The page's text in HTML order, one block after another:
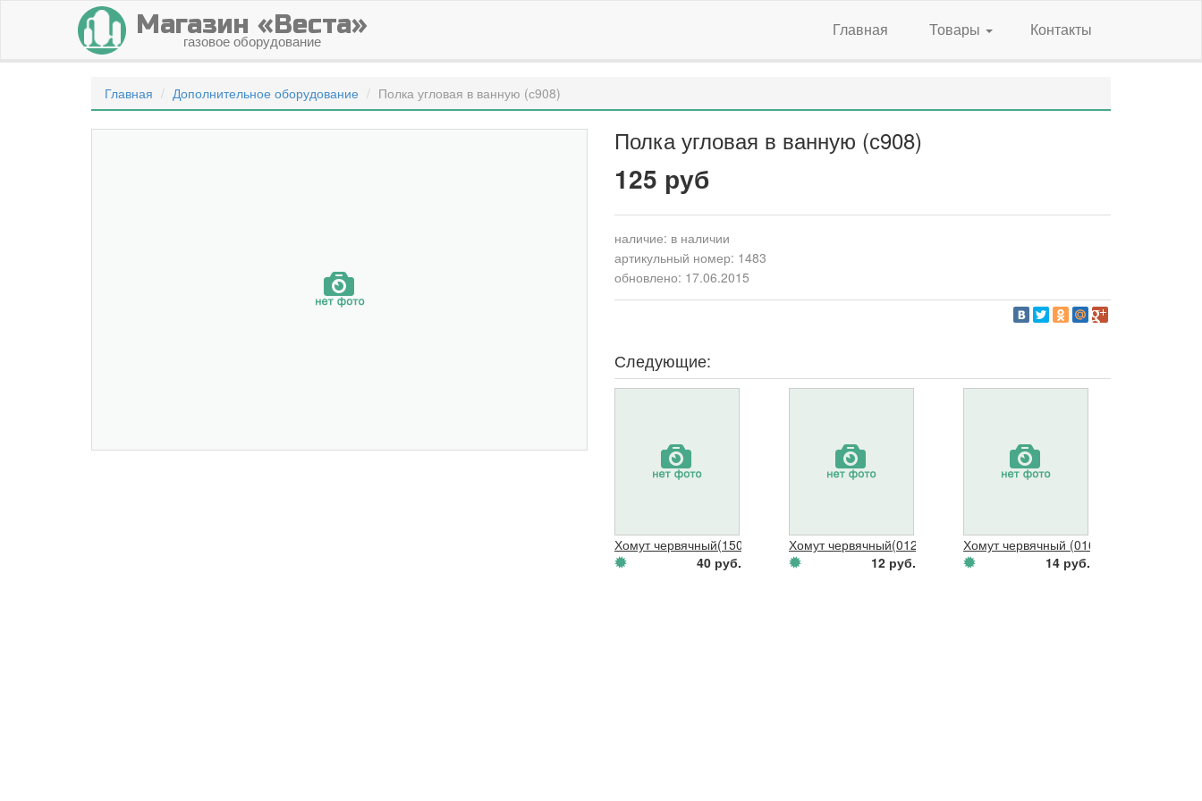
Магазин «Веста»
газовое оборудование
Главная Товары Контакты
Главная Дополнительное оборудование Полка угловая в ванную (с908)
Полка угловая в ванную (с908)
125 руб
наличие: в наличии
артикульный номер: 1483
обновлено: 17.06.2015
Следующие:
Хомут червячный(150-170)
40 руб.
Хомут червячный(012-018 мм)
12 руб.
Хомут червячный (016-028 мм)
14 руб.